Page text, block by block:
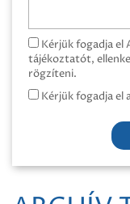
Kérjük fogadja el
tájékoztatót,
rögzíteni.
Kérjük fogadja el